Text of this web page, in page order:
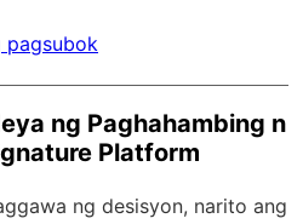
pagsubok
ng Paghahambing n
Platform
ng desisyon, narito ang